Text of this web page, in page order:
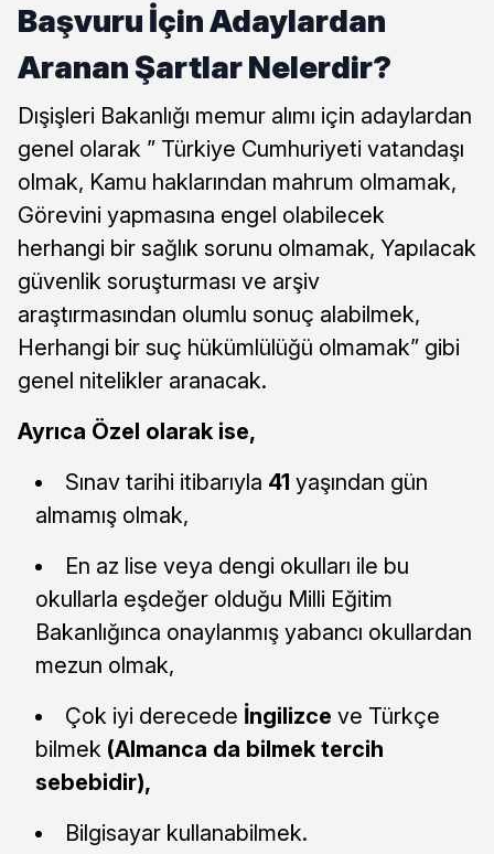
Başvuru İçin Adaylardan
Aranan Şartlar Nelerdir?
Dışişleri Bakanlığı memur alımı için adaylardan
genel olarak ” Türkiye Cumhuriyeti vatandaşı
olmak, Kamu haklarından mahrum olmamak,
Görevini yapmasına engel olabilecek
herhangi bir sağlık sorunu olmamak, Yapılacak
güvenlik soruşturması ve arşiv
araştırmasından olumlu sonuç alabilmek,
Herhangi bir suç hükümlülüğü olmamak” gibi
genel nitelikler aranacak.
Ayrıca Özel olarak ise,
Sınav tarihi itibarıyla 41 yaşından gün
almamış olmak,
En az lise veya dengi okulları ile bu
okullarla eşdeğer olduğu Milli Eğitim
Bakanlığınca onaylanmış yabancı okullardan
mezun olmak,
Çok iyi derecede İngilizce ve Türkçe
bilmek (Almanca da bilmek tercih
sebebidir),
Bilgisayar kullanabilmek.